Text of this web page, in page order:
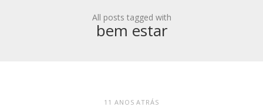
All posts tagged with
bem estar
11 ANOS ATRÁS